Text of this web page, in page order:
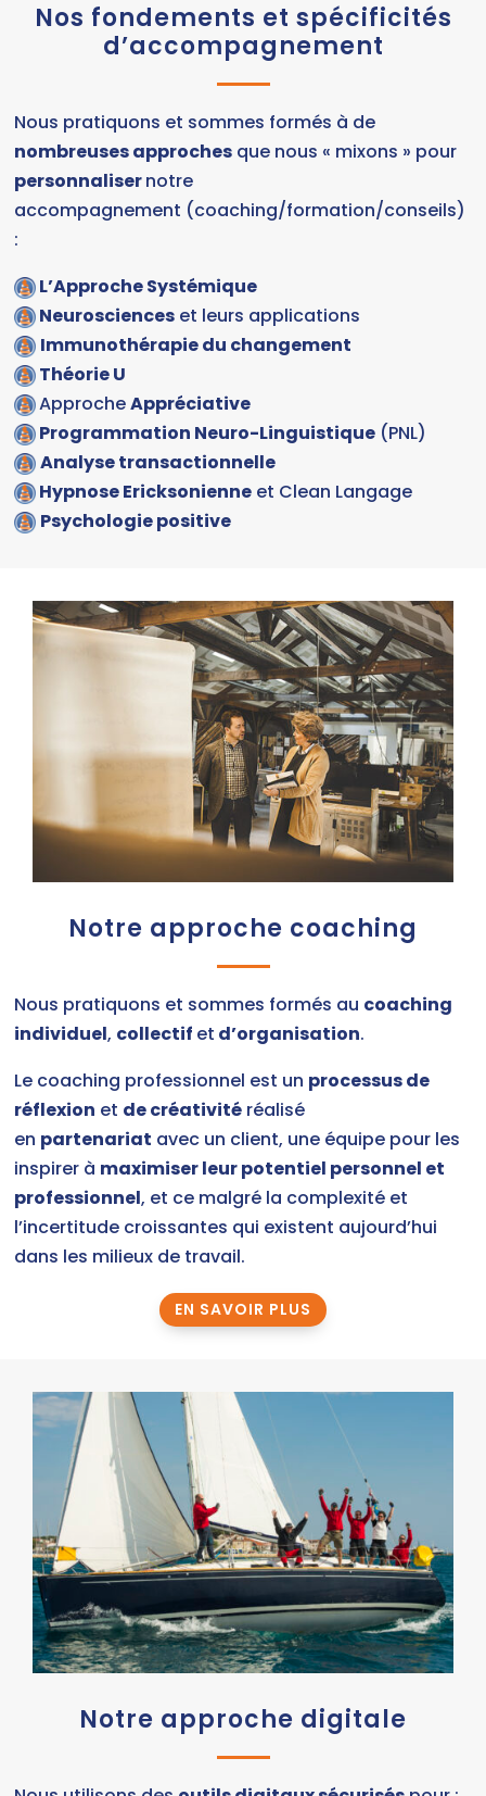
Nos fondements et spécificités
d’accompagnement
Nous pratiquons et sommes formés à de
nombreuses approches que nous « mixons » pour
personnalisernotre
accompagnement (coaching/formation/conseils)
:
L’Approche Systémique
Neurosciences et leurs applications
Immunothérapie du changement
Théorie U
ApprocheAppréciative
Programmation Neuro-Linguistique (PNL)
Analyse transactionnelle
Hypnose Ericksonienne et Clean Langage
Psychologie positive
Notre approche coaching
Nous pratiquons et sommes formés au coaching
individuel, collectif et d’organisation.
Le coaching professionnel est un processus de
réflexion et de créativité réalisé
en partenariat avec un client, une équipe pour les
inspirer à maximiser leur potentiel personnel et
professionnel, et ce malgré la complexité et
l’incertitude croissantes qui existent aujourd’hui
dans les milieux de travail.
EN SAVOIR PLUS
Notre approche digitale